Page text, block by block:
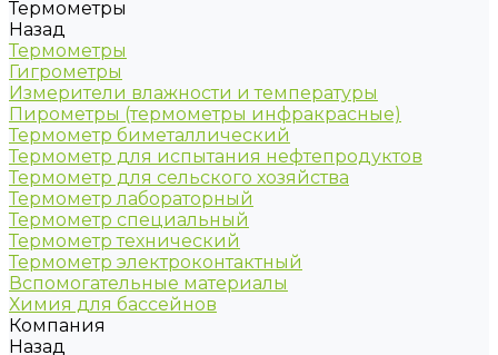
Термометры
Назад
Термометры
Гигрометры
Измерители влажности и температуры
Пирометры (термометры инфракрасные)
Термометр биметаллический
Термометр для испытания нефтепродуктов
Термометр для сельского хозяйства
Термометр лабораторный
Термометр специальный
Термометр технический
Термометр электроконтактный
Вспомогательные материалы
Химия для бассейнов
Компания
Назад